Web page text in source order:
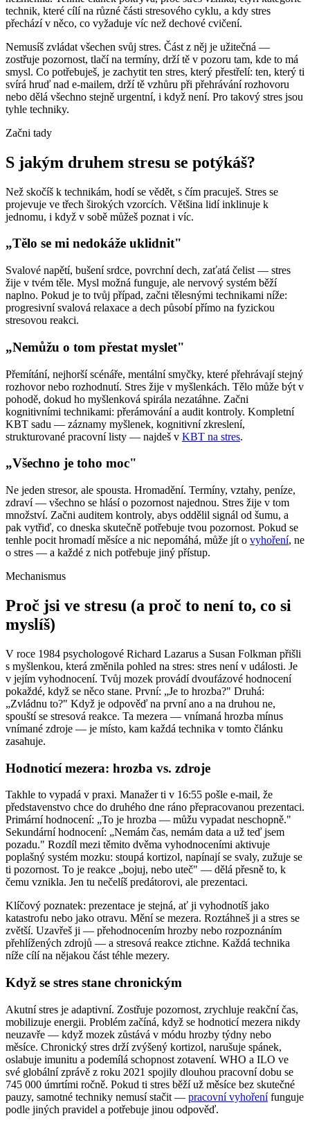
technik, které cílí na různé části stresového cyklu, a kdy stres
přechází v něco, co vyžaduje víc než dechové cvičení.
Nemusíš zvládat všechen svůj stres. Část z něj je užitečná —
zostřuje pozornost, tlačí na termíny, drží tě v pozoru tam, kde to má
smysl. Co potřebuješ, je zachytit ten stres, který přestřelí: ten, který ti
svírá hruď nad e-mailem, drží tě vzhůru při přehrávání rozhovoru
nebo dělá všechno stejně urgentní, i když není. Pro takový stres jsou
tyhle techniky.
Začni tady
S jakým druhem stresu se potýkáš?
Než skočíš k technikám, hodí se vědět, s čím pracuješ. Stres se
projevuje ve třech širokých vzorcích. Většina lidí inklinuje k
jednomu, i když v sobě můžeš poznat i víc.
„Tělo se mi nedokáže uklidnit"
Svalové napětí, bušení srdce, povrchní dech, zaťatá čelist — stres
žije v tvém těle. Mysl možná funguje, ale nervový systém běží
naplno. Pokud je to tvůj případ, začni tělesnými technikami níže:
progresivní svalová relaxace a dech působí přímo na fyzickou
stresovou reakci.
„Nemůžu o tom přestat myslet"
Přemítání, nejhorší scénáře, mentální smyčky, které přehrávají stejný
rozhovor nebo rozhodnutí. Stres žije v myšlenkách. Tělo může být v
pohodě, dokud ho myšlenková spirála nezatáhne. Začni
kognitivními technikami: přerámování a audit kontroly. Kompletní
KBT sadu — záznamy myšlenek, kognitivní zkreslení,
strukturované pracovní listy — najdeš v KBT na stres.
„Všechno je toho moc"
Ne jeden stresor, ale spousta. Hromadění. Termíny, vztahy, peníze,
zdraví — všechno se hlásí o pozornost najednou. Stres žije v tom
množství. Začni auditem kontroly, abys oddělil signál od šumu, a
pak vytřiď, co dneska skutečně potřebuje tvou pozornost. Pokud se
tenhle pocit hromadí měsíce a nic nepomáhá, může jít o vyhoření, ne
o stres — a každé z nich potřebuje jiný přístup.
Mechanismus
Proč jsi ve stresu (a proč to není to, co si
myslíš)
V roce 1984 psychologové Richard Lazarus a Susan Folkman přišli
s myšlenkou, která změnila pohled na stres: stres není v události. Je
v jejím vyhodnocení. Tvůj mozek provádí dvoufázové hodnocení
pokaždé, když se něco stane. První: „Je to hrozba?" Druhá:
„Zvládnu to?" Když je odpověď na první ano a na druhou ne,
spouští se stresová reakce. Ta mezera — vnímaná hrozba mínus
vnímané zdroje — je místo, kam každá technika v tomto článku
zasahuje.
Hodnoticí mezera: hrozba vs. zdroje
Takhle to vypadá v praxi. Manažer ti v 16:55 pošle e-mail, že
představenstvo chce do druhého dne ráno přepracovanou prezentaci.
Primární hodnocení: „To je hrozba — můžu vypadat neschopně."
Sekundární hodnocení: „Nemám čas, nemám data a už teď jsem
pozadu." Rozdíl mezi těmito dvěma vyhodnoceními aktivuje
poplašný systém mozku: stoupá kortizol, napínají se svaly, zužuje se
ti pozornost. To je reakce „bojuj, nebo uteč" — dělá přesně to, k
čemu vznikla. Jen tu nečelíš predátorovi, ale prezentaci.
Klíčový poznatek: prezentace je stejná, ať ji vyhodnotíš jako
katastrofu nebo jako otravu. Mění se mezera. Roztáhneš ji a stres se
zvětší. Uzavřeš ji — přehodnocením hrozby nebo rozpoznáním
přehlížených zdrojů — a stresová reakce ztichne. Každá technika
níže cílí na nějakou část téhle mezery.
Když se stres stane chronickým
Akutní stres je adaptivní. Zostřuje pozornost, zrychluje reakční čas,
mobilizuje energii. Problém začíná, když se hodnoticí mezera nikdy
neuzavře — když mozek zůstává v módu hrozby týdny nebo
měsíce. Chronický stres drží zvýšený kortizol, narušuje spánek,
oslabuje imunitu a podemílá schopnost zotavení. WHO a ILO ve
své globální zprávě z roku 2021 spojily dlouhou pracovní dobu se
745 000 úmrtími ročně. Pokud ti stres běží už měsíce bez skutečné
pauzy, samotné techniky nemusí stačit — pracovní vyhořenífunguje
podle jiných pravidel a potřebuje jinou odpověď.